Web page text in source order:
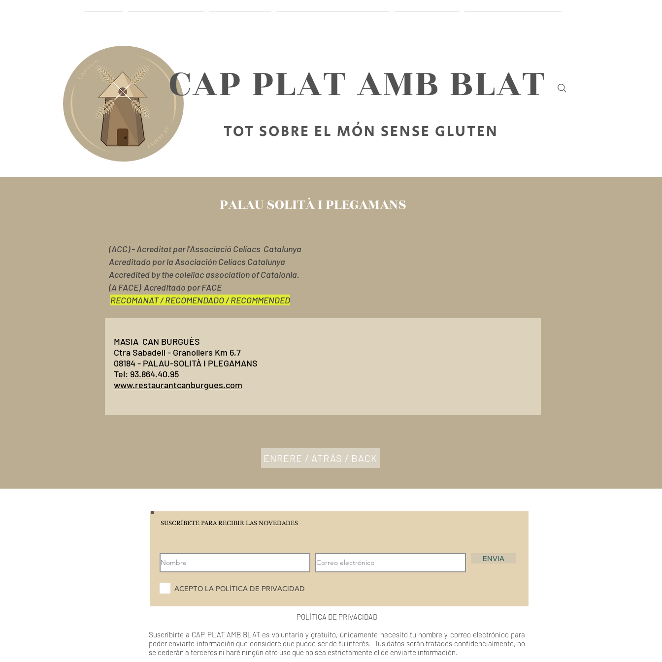
​CAP PLAT AMB BLAT
TOT SOBRE EL MÓN SENSE GLUTEN
PALAU SOLITÀ I PLEGAMANS
(ACC) - Acreditat per l'Associació Celíacs Catalunya
Acreditado por la Asociación Celíacs Catalunya
Accredited by the coleliac association of Catalonia.
(A FACE) Acreditado por FACE
RECOMANAT / RECOMENDADO / RECOMMENDED
MASIA CAN BURGUÈS
Ctra Sabadell - Granollers Km 6,7
08184 - PALAU-SOLITÀ I PLEGAMANS
Tel: 93.864.40.95
www.restaurantcanburgues.com
ENRERE / ATRÁS / BACK
SUSCRÍBETE PARA RECIBIR LAS NOVEDADES
ENVIA
ACEPTO LA POLÍTICA DE PRIVACIDAD
POLÍTICA DE PRIVACIDAD
Suscribirte a CAP PLAT AMB BLAT es voluntario y gratuito, únicamente necesito tu nombre y correo electrónico para
poder enviarte información que considere que puede ser de tu interés. Tus datos serán tratados confidencialmente, no
se cederán a terceros ni haré ningún otro uso que no sea estrictamente el de enviarte información.